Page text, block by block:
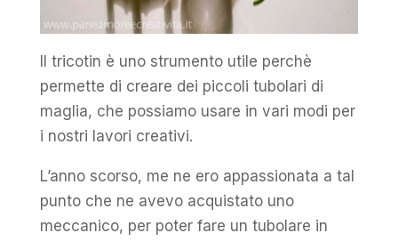
Il tricotin è uno strumento utile perchè
permette di creare dei piccoli tubolari di
maglia, che possiamo usare in vari modi per
i nostri lavori creativi.
L’anno scorso, me ne ero appassionata a tal
punto che ne avevo acquistato uno
meccanico, per poter fare un tubolare in